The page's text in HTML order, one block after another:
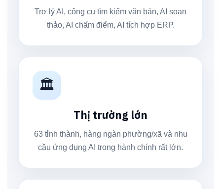
Trợ lý AI, công cụ tìm kiếm văn bản, AI soạn
thảo, AI chấm điểm, AI tích hợp ERP.
🏛️
Thị trường lớn
63 tỉnh thành, hàng ngàn phường/xã và nhu
cầu ứng dụng AI trong hành chính rất lớn.